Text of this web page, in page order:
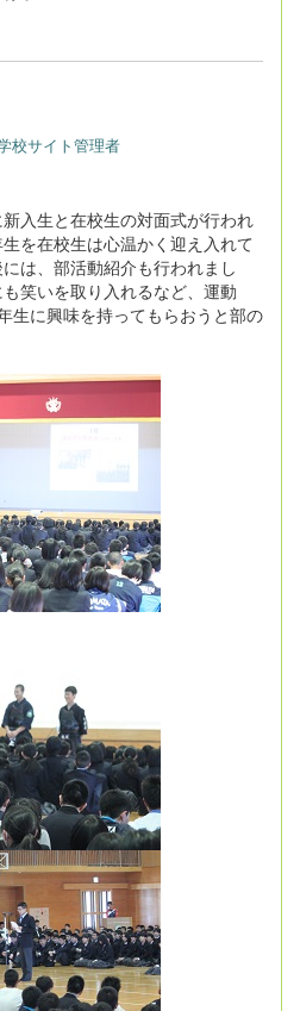
校サイト管理者
入生と在校生の対面式が行われ
を在校生は心温かく迎え入れて
は、部活動紹介も行われまし
笑いを取り入れるなど、運動
生に興味を持ってもらおうと部の